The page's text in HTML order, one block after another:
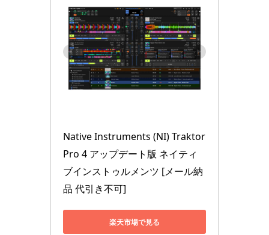
Native Instruments (NI) Traktor
Pro 4 アップデート版 ネイティ
ブインストゥルメンツ [メール納
品 代引き不可]
楽天市場で見る